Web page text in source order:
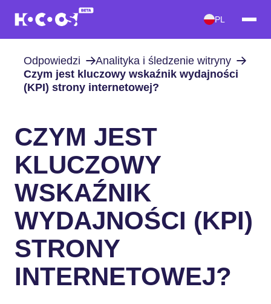
PL
Odpowiedzi
Analityka i śledzenie witryny
Czym jest kluczowy wskaźnik wydajności
(KPI) strony internetowej?
CZYM JEST
KLUCZOWY
WSKAŹNIK
WYDAJNOŚCI (KPI)
STRONY
INTERNETOWEJ?